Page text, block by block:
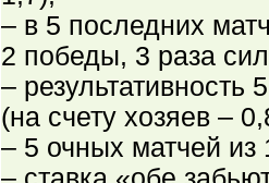
– в 5 последних
2 победы, 3 раза
–
(на счету хозяев –
– 5 очных матчей